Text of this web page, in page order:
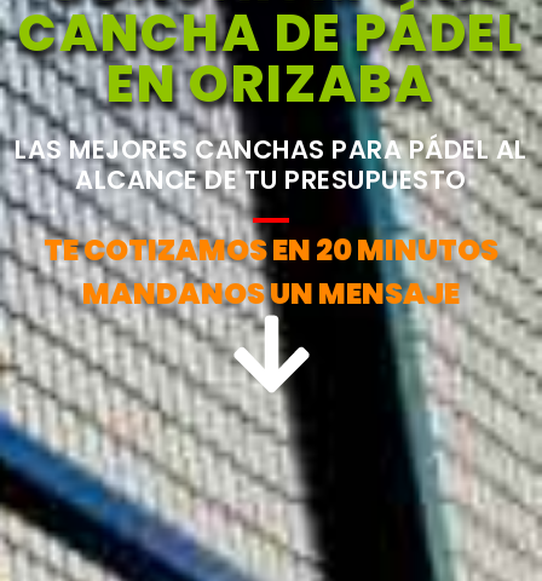
CANCHA DE PÁDEL
EN ORIZABA
LAS MEJORES CANCHAS PARA PÁDEL AL
ALCANCE DE TU PRESUPUESTO
TE COTIZAMOS EN 20 MINUTOS
MANDANOS UN MENSAJE